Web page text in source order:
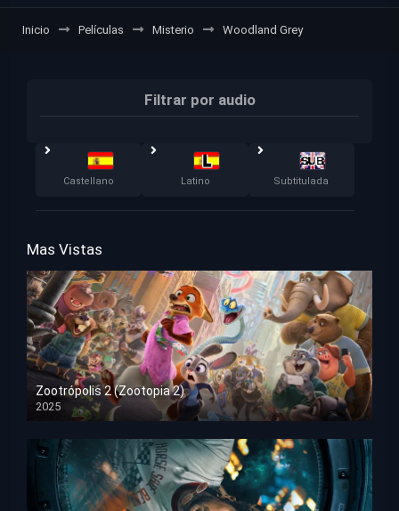
Inicio Películas Misterio Woodland Grey
Filtrar por audio
Castellano Latino Subtitulada
Mas Vistas
Zootrópolis 2 (Zootopia 2)
2025
HD 1080p